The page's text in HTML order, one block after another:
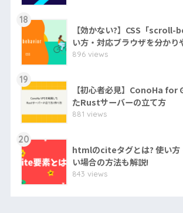
18
【効かない?】CSS「
い方・対応ブラウザを分かり
896 views
19
【初心者必見】ConoHa for
たRustサーバーの立て方
881 views
20
htmlのciteタグとは? 使い方
い場合の方法も解説!
843 views